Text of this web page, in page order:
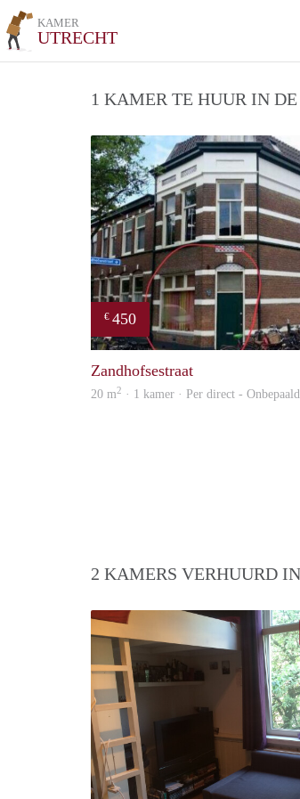
KAMER
UTRECHT
1 KAMER TE HUUR IN
€ 450
Zandhofsestraat
20 m2 · 1 kamer · Per direct -
2 KAMERS VERHUURD